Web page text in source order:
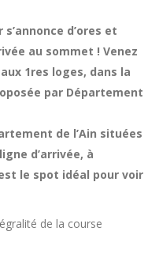
d’ores et
au sommet ! Venez
1res loges, dans la
par Département
de l’Ain situées
d’arrivée, à
le spot idéal pour voir
de la course